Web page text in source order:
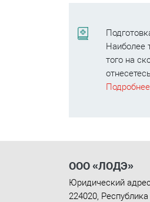
Наиболее
того на
Подробнее
ООО «ЛОДЭ»
Юридический
224020,